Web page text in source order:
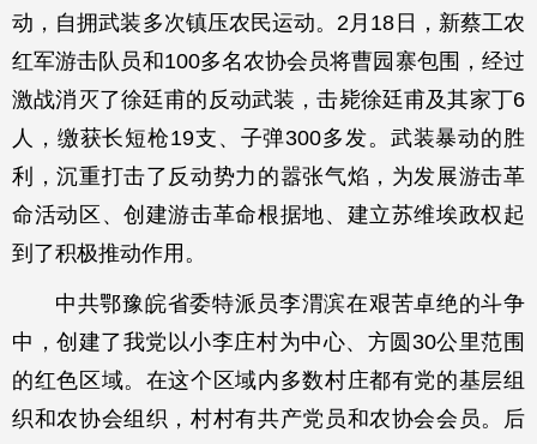
动，自拥武装多次镇压农民运动。2月18日，新蔡工农
红军游击队员和100多名农协会员将曹园寨包围，经过
激战消灭了徐廷甫的反动武装，击毙徐廷甫及其家丁6
人，缴获长短枪19支、子弹300多发。武装暴动的胜
利，沉重打击了反动势力的嚣张气焰，为发展游击革
命活动区、创建游击革命根据地、建立苏维埃政权起
到了积极推动作用。
中共鄂豫皖省委特派员李渭滨在艰苦卓绝的斗争
中，创建了我党以小李庄村为中心、方圆30公里范围
的红色区域。在这个区域内多数村庄都有党的基层组
织和农协会组织，村村有共产党员和农协会会员。后